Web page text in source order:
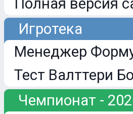
Полная версия
Игротека
Менеджер
Тест Валттери
Чемпионат -